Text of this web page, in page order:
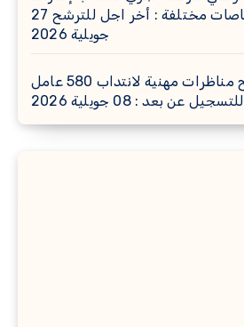
وأعوان في اختصاصات مختلفة : أخر اجل للترشح 27
جويلية 2026
وزارة التربية : فتح مناظرات مهنية لانتداب 580 عامل
عن بعد : 08 جويلية 2026